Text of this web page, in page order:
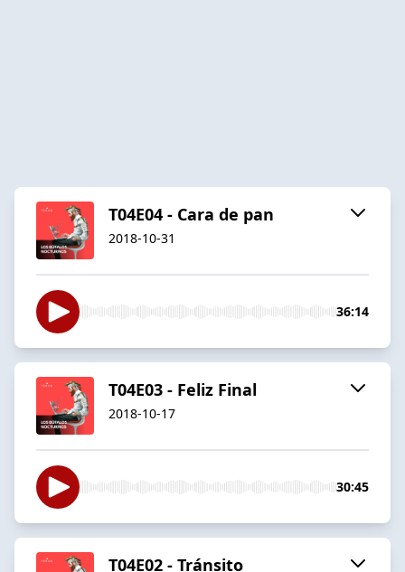
T04E04 - Cara de pan
2018-10-31
36:14
T04E03 - Feliz Final
2018-10-17
30:45
T04E02 - Tránsito